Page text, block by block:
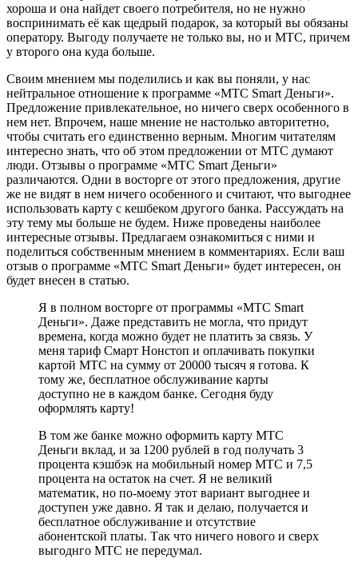
хороша и она найдет своего потребителя, но не нужно
воспринимать её как щедрый подарок, за который вы обязаны
оператору. Выгоду получаете не только вы, но и МТС, причем
у второго она куда больше.
Своим мнением мы поделились и как вы поняли, у нас
нейтральное отношение к программе «МТС Smart Деньги».
Предложение привлекательное, но ничего сверх особенного в
нем нет. Впрочем, наше мнение не настолько авторитетно,
чтобы считать его единственно верным. Многим читателям
интересно знать, что об этом предложении от МТС думают
люди. Отзывы о программе «МТС Smart Деньги»
различаются. Одни в восторге от этого предложения, другие
же не видят в нем ничего особенного и считают, что выгоднее
использовать карту с кешбеком другого банка. Рассуждать на
эту тему мы больше не будем. Ниже проведены наиболее
интересные отзывы. Предлагаем ознакомиться с ними и
поделиться собственным мнением в комментариях. Если ваш
отзыв о программе «МТС Smart Деньги» будет интересен, он
будет внесен в статью.
Я в полном восторге от программы «МТС Smart
Деньги». Даже представить не могла, что придут
времена, когда можно будет не платить за связь. У
меня тариф Смарт Нонстоп и оплачивать покупки
картой МТС на сумму от 20000 тысяч я готова. К
тому же, бесплатное обслуживание карты
доступно не в каждом банке. Сегодня буду
оформлять карту!
В том же банке можно оформить карту МТС
Деньги вклад, и за 1200 рублей в год получать 3
процента кэшбэк на мобильный номер МТС и 7,5
процента на остаток на счет. Я не великий
математик, но по-моему этот вариант выгоднее и
доступен уже давно. Я так и делаю, получается и
бесплатное обслуживание и отсутствие
абонентской платы. Так что ничего нового и сверх
выгоднго МТС не передумал.